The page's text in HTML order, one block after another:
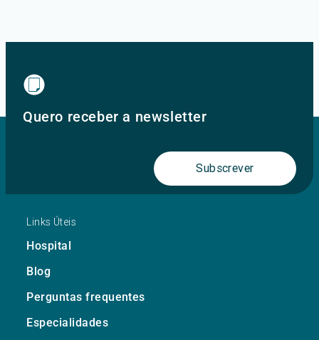
Quero receber a newsletter
Subscrever
Links Úteis
Hospital
Blog
Perguntas frequentes
Especialidades